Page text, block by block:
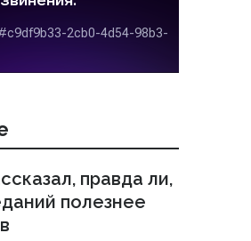
правда ли,
полезнее